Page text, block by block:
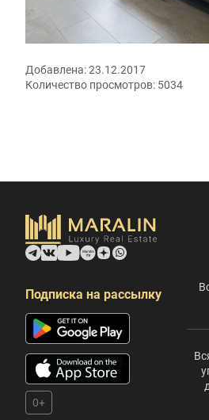
Добавлена:23.12.2017
Количество просмотров: 5034
Подписка на рассылку
0+